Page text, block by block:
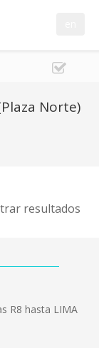
Norte)
resultados
R8 hasta LIMA